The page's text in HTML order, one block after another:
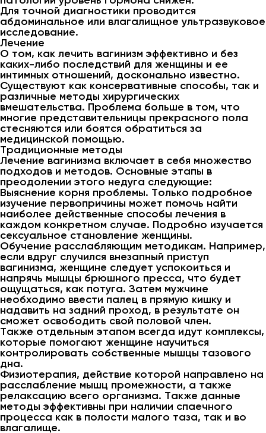
Для точной диагностики проводится
абдоминальное или влагалищное ультразвуковое
исследование.
Лечение
О том, как лечить вагинизм эффективно и без
каких-либо последствий для женщины и ее
интимных отношений, досконально известно.
Существуют как консервативные способы, так и
различные методы хирургических
вмешательства. Проблема больше в том, что
многие представительницы прекрасного пола
стесняются или боятся обратиться за
медицинской помощью.
Традиционные методы
Лечение вагинизма включает в себя множество
подходов и методов. Основные этапы в
преодолении этого недуга следующие:
Выяснение корня проблемы. Только подробное
изучение первопричины может помочь найти
наиболее действенные способы лечения в
каждом конкретном случае. Подробно изучается
сексуальное становление женщины.
Обучение расслабляющим методикам. Например,
если вдруг случился внезапный приступ
вагинизма, женщине следует успокоиться и
напрячь мышцы брюшного пресса, что будет
ощущаться, как потуга. Затем мужчине
необходимо ввести палец в прямую кишку и
надавить на задний проход, в результате он
сможет освободить свой половой член.
Также отдельным этапом всегда идут комплексы,
которые помогают женщине научиться
контролировать собственные мышцы тазового
дна.
Физиотерапия, действие которой направлено на
расслабление мышц промежности, а также
релаксацию всего организма. Также данные
методы эффективны при наличии спаечного
процесса как в полости малого таза, так и во
влагалище.